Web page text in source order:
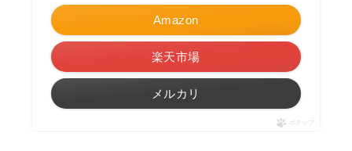
Amazon
楽天市場
メルカリ
ポチップ